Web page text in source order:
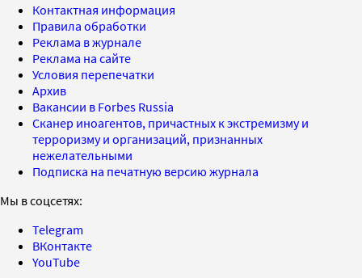
Контактная информация
Правила обработки
Реклама в журнале
Реклама на сайте
Условия перепечатки
Архив
Вакансии в Forbes Russia
Сканер иноагентов, причастных к экстремизму и
терроризму и организаций, признанных
нежелательными
Подписка на печатную версию журнала
Мы в соцсетях:
Telegram
ВКонтакте
YouTube